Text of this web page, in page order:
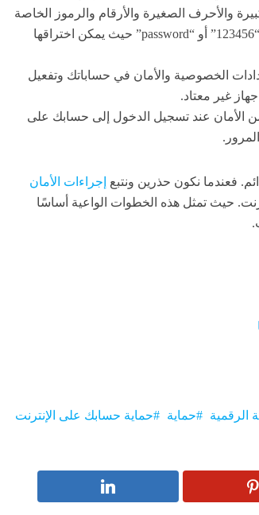
والأحرف الصغيرة والأرقام والرموز الخاصة
بالإضافة إلى تجنب استخدام كلمات المرور السهلة التوقع مثل “123456” أو “password” حيث يمكن اختراقها
الخصوصية والأمان في حساباتك وتفعيل
غير معتاد.
الأمان عند تسجيل الدخول إلى حسابك على
فعندما نكون حذرين ونتبع إجراءات الأمان
حيث تمثل هذه الخطوات الواعية أساسًا
الرقمية حماية
حماية حسابك على الإنترنت